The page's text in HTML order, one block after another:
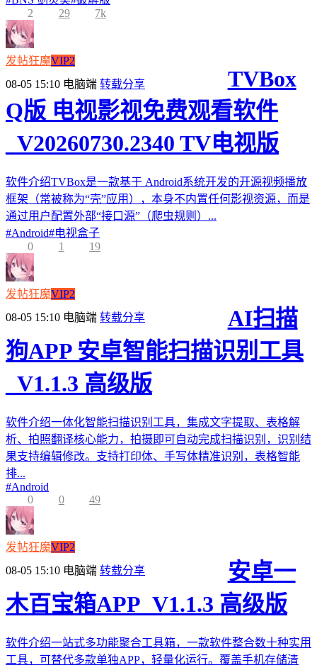
2
29 7k
发帖狂魔VIP2
08-05 15:10 电脑端 转载分享
TVBox
Q版 电视影视免费观看软件
_V20260730.2340 TV电视版
软件介绍TVBox是一款基于 Android系统开发的开源视频播放
框架（常被称为“壳”应用），本身不内置任何影视资源，而是
通过用户配置外部“接口源”（爬虫规则）...
#Android#电视盒子
0
1 19
发帖狂魔VIP2
08-05 15:10 电脑端 转载分享
AI扫描
狗APP 安卓智能扫描识别工具
_V1.1.3 高级版
软件介绍一体化智能扫描识别工具，集成文字提取、表格解
析、拍照翻译核心能力，拍摄即可自动完成扫描识别，识别结
果支持编辑修改。支持打印体、手写体精准识别，表格智能
排...
#Android
0
0 49
发帖狂魔VIP2
08-05 15:10 电脑端 转载分享
安卓一
木百宝箱APP_V1.1.3 高级版
软件介绍一站式多功能聚合工具箱，一款软件整合数十种实用
工具，可替代多款单独APP，轻量化运行。覆盖手机存储清